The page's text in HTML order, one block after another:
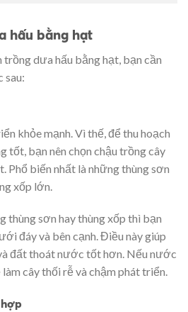
hấu bằng hạt
dưa hấu bằng hạt, bạn cần
sau:
khỏe mạnh. Vì thế, để thu hoạch
tốt, bạn nên chọn chậu trồng cây
Phổ biến nhất là những thùng sơn
xốp lớn.
thùng sơn hay thùng xốp thì bạn
đáy và bên cạnh. Điều này giúp
đất thoát nước tốt hơn. Nếu nước
cây thối rễ và chậm phát triển.